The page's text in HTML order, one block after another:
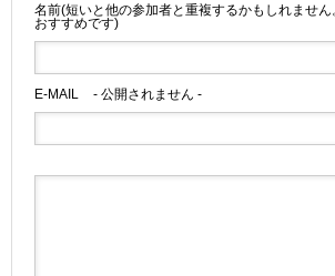
名前(短いと他の参加者と重複するかもしれませ
おすすめです)
E-MAIL - 公開されません -